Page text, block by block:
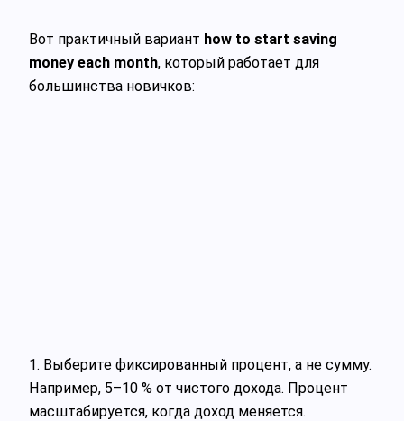
Вот практичный вариант how to start saving
money each month, который работает для
большинства новичков:
1. Выберите фиксированный процент, а не сумму.
Например, 5–10 % от чистого дохода. Процент
масштабируется, когда доход меняется.